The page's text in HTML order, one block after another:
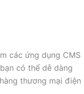
các ứng dụng CMS
có thể dễ dàng
thương mại điện